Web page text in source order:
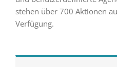
stehen über 700 Aktionen
Verfügung.